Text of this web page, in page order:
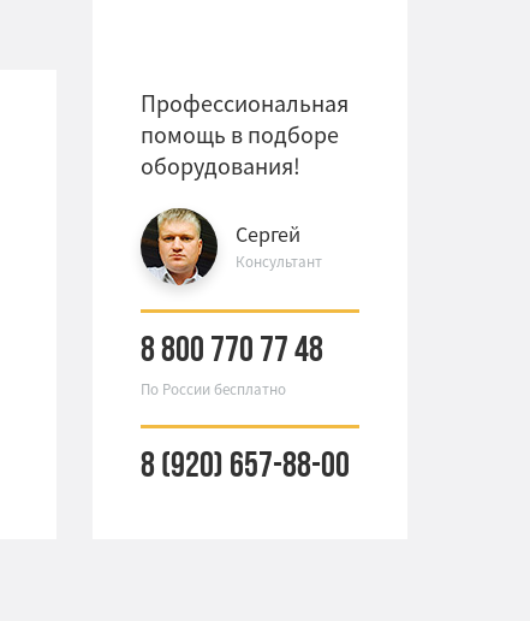
Профессиональная
помощь в подборе
оборудования!
Сергей
Консультант
8 800 770 77 48
По России бесплатно
8 (920) 657-88-00